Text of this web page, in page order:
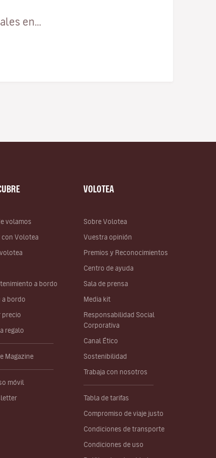
en…
volamos
con Volotea
a bordo
a bordo
precio
regalo
Magazine
móvil
VOLOTEA
Sobre Volotea
Vuestra opinión
Premios y Reconocimientos
Centro de ayuda
Sala de prensa
Media kit
Responsabilidad Social
Corporativa
Canal Ético
Sostenibilidad
Trabaja con nosotros
Tabla de tarifas
Compromiso de viaje justo
Condiciones de transporte
Condiciones de uso